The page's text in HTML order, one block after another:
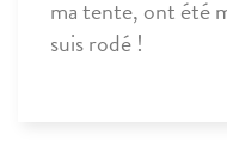
ma tente, ont été
suis rodé !